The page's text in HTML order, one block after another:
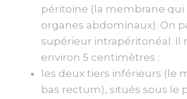
péritoine (la membrane qui
organes abdominaux). On
supérieur intrapéritonéal. Il
environ 5 centimètres ;
les deux tiers inférieurs (le
bas rectum), situés sous le